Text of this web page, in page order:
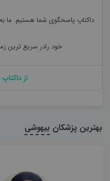
داکتاپ پاسخگوی شما هستیم. ما
خود رادر سریع ترین
از
بهترین پزشکان بیهوشی